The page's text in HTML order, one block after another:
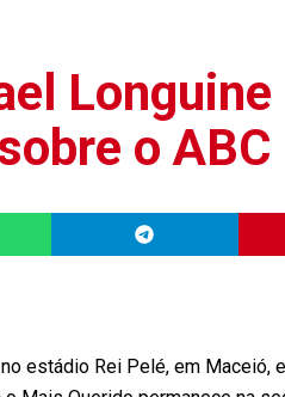
Longuine
o ABC
estádio Rei Pelé, em Maceió,